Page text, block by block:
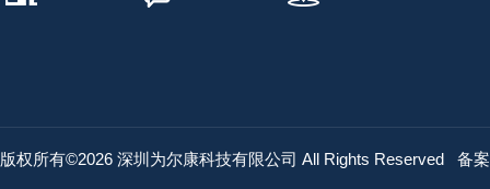
版权所有©2026 深圳为尔康科技有限公司 All Rights Reserved 备